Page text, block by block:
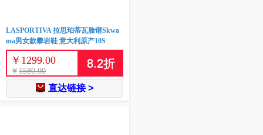
LASPORTIVA 拉思珀蒂瓦脸谱Skwa
ma男女款攀岩鞋 意大利原产10S
￥ 1299.00
￥ 1580.00
8.2折
直达链接 >